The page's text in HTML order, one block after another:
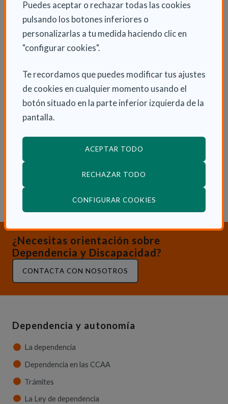
Puedes aceptar o rechazar todas las cookies
pulsando los botones inferiores o
personalizarlas a tu medida haciendo clic en
"configurar cookies".
Te recordamos que puedes modificar tus ajustes
de cookies en cualquier momento usando el
botón situado en la parte inferior izquierda de la
pantalla.
ACEPTAR TODO
RECHAZAR TODO
CONFIGURAR COOKIES
elevados índices de despoblación.
El proyecto trabaja también la brecha digital del
medio rural, así como hacer frente a la falta de
generando oportunidades de formación y empleo que
se centren en atender a las personas ofreciendo un
apoyo continuo y sostenible en el tiempo.
será asesorado por un Comité de acompañamiento,
formado por patronos de la Fundación Caser durante
¿Necesitas orientación sobre
Dependencia y Discapacidad?
CONTACTA CON NOSOTROS
Dependencia y autonomía
La dependencia
Dependencia en las CCAA
Trámites
La Ley de dependencia